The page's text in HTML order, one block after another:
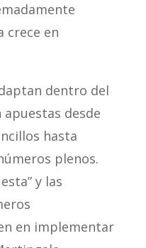
crece en
dentro del
desde
hasta
plenos.
y las
en implementar